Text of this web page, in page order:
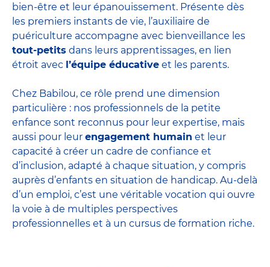
bien-être et leur épanouissement. Présente dès
les premiers instants de vie, l’auxiliaire de
puériculture accompagne avec bienveillance les
tout-petits dans leurs apprentissages, en lien
étroit avec l’équipe éducative et les parents.
Chez Babilou, ce rôle prend une dimension
particulière : nos professionnels de la petite
enfance sont reconnus pour leur expertise, mais
aussi pour leur engagement humain et leur
capacité à créer un cadre de confiance et
d’inclusion, adapté à chaque situation, y compris
auprès d’enfants en situation de handicap. Au-delà
d’un emploi, c’est une véritable vocation qui ouvre
la voie à de multiples perspectives
professionnelles et à un cursus de formation riche.